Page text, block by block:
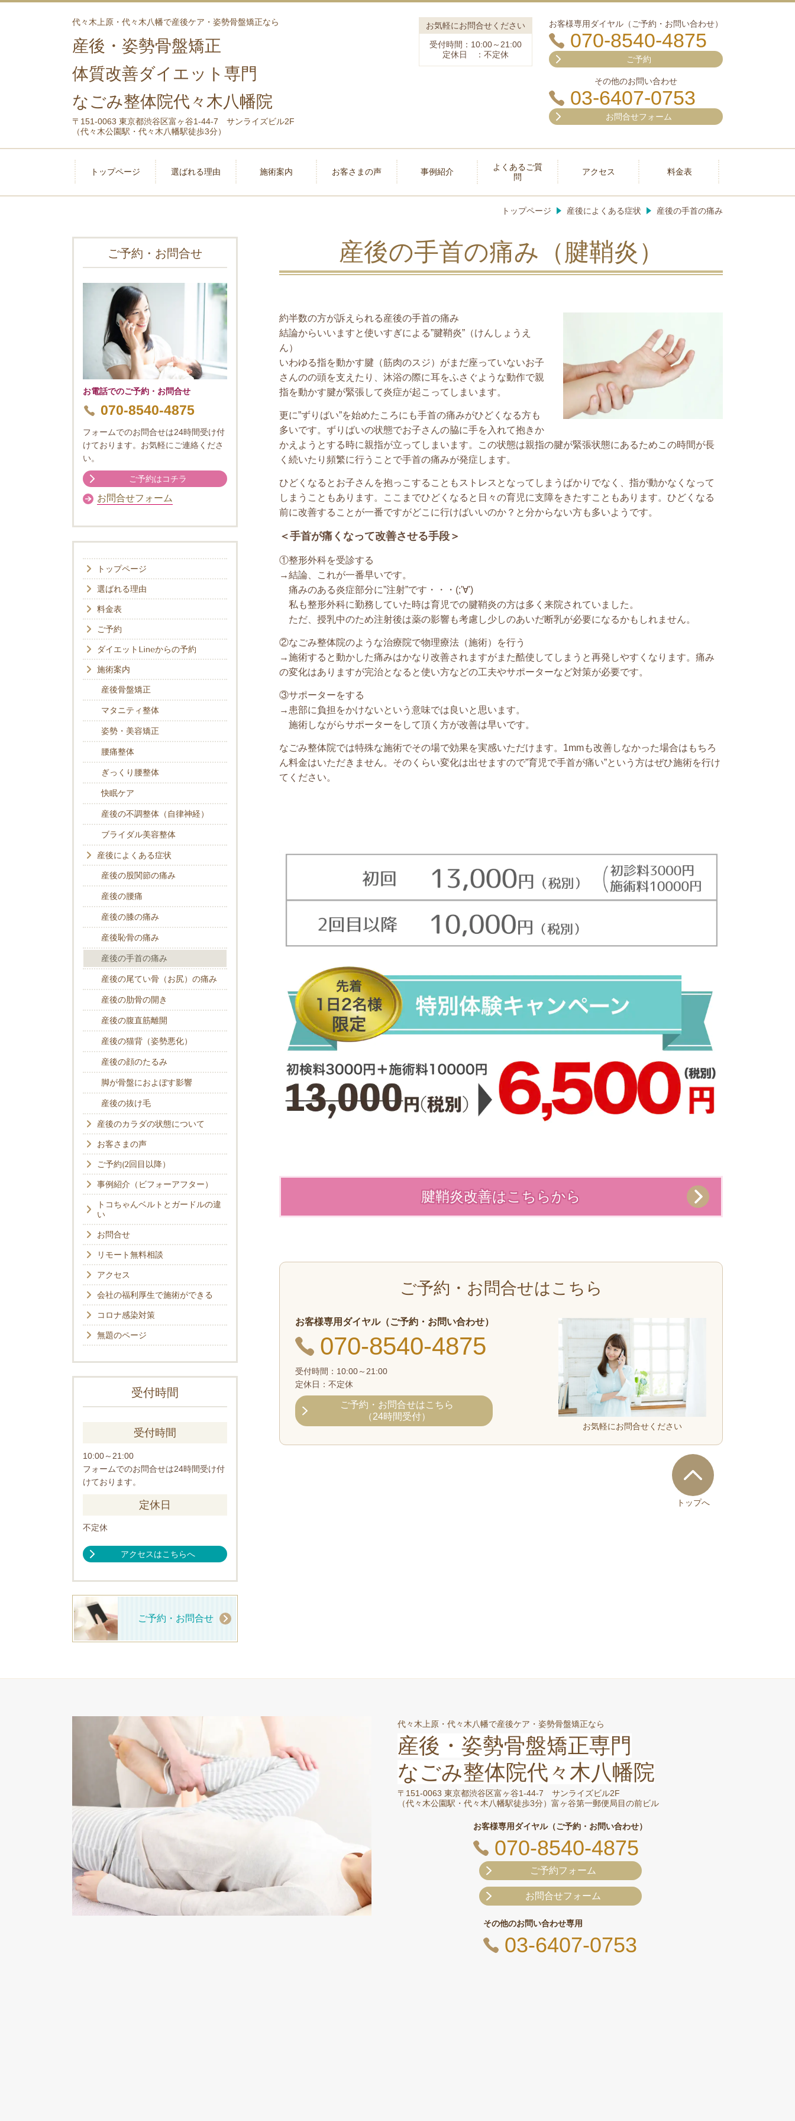
代々木上原・代々木八幡で産後ケア・姿勢骨盤矯正なら
産後・姿勢骨盤矯正
体質改善ダイエット専門
なごみ整体院代々木八幡院
〒151-0063 東京都渋谷区富ヶ谷1-44-7 サンライズビル2F
（代々木公園駅・代々木八幡駅徒歩3分）
お気軽にお問合せください
受付時間：10:00～21:00
定休日 ：不定休
お客様専用ダイヤル（ご予約・お問い合わせ）
070-8540-4875
ご予約
その他のお問い合わせ
03-6407-0753
お問合せフォーム
トップページ 選ばれる理由 施術案内 お客さまの声 事例紹介
よくあるご質
問
アクセス 料金表
トップページ 産後によくある症状 産後の手首の痛み
産後の手首の痛み（腱鞘炎）
約半数の方が訴えられる産後の手首の痛み
結論からいいますと使いすぎによる”腱鞘炎”（けんしょうえ
ん）
いわゆる指を動かす腱（筋肉のスジ）がまだ座っていないお子
さんのの頭を支えたり、沐浴の際に耳をふさぐような動作で親
指を動かす腱が緊張して炎症が起こってしまいます。
更に”ずりばい”を始めたころにも手首の痛みがひどくなる方も
多いです。ずりばいの状態でお子さんの脇に手を入れて抱きか
かえようとする時に親指が立ってしまいます。この状態は親指の腱が緊張状態にあるためこの時間が長
く続いたり頻繁に行うことで手首の痛みが発症します。
ひどくなるとお子さんを抱っこすることもストレスとなってしまうばかりでなく、指が動かなくなって
しまうこともあります。ここまでひどくなると日々の育児に支障をきたすこともあります。ひどくなる
前に改善することが一番ですがどこに行けばいいのか？と分からない方も多いようです。
＜手首が痛くなって改善させる手段＞
①整形外科を受診する
→結論、これが一番早いです。
痛みのある炎症部分に”注射”です・・・(;'∀')
私も整形外科に勤務していた時は育児での腱鞘炎の方は多く来院されていました。
ただ、授乳中のため注射後は薬の影響も考慮し少しのあいだ断乳が必要になるかもしれません。
②なごみ整体院のような治療院で物理療法（施術）を行う
→施術すると動かした痛みはかなり改善されますがまた酷使してしまうと再発しやすくなります。痛み
の変化はありますが完治となると使い方などの工夫やサポーターなど対策が必要です。
③サポーターをする
→患部に負担をかけないという意味では良いと思います。
施術しながらサポーターをして頂く方が改善は早いです。
なごみ整体院では特殊な施術でその場で効果を実感いただけます。1mmも改善しなかった場合はもちろ
ん料金はいただきません。そのくらい変化は出せますので”育児で手首が痛い”という方はぜひ施術を行け
てください。
腱鞘炎改善はこちらから
ご予約・お問合せはこちら
お気軽にお問合せください
お客様専用ダイヤル（ご予約・お問い合わせ）
070-8540-4875
受付時間：10:00～21:00
定休日：不定休
ご予約・お問合せはこちら
（24時間受付）
トップへ
ご予約・お問合せ
お電話でのご予約・お問合せ
070-8540-4875
フォームでのお問合せは24時間受け付
けております。お気軽にご連絡くださ
い。
ご予約はコチラ
お問合せフォーム
トップページ
選ばれる理由
料金表
ご予約
ダイエットLineからの予約
施術案内
産後骨盤矯正
マタニティ整体
姿勢・美容矯正
腰痛整体
ぎっくり腰整体
快眠ケア
産後の不調整体（自律神経）
ブライダル美容整体
産後によくある症状
産後の股関節の痛み
産後の腰痛
産後の膝の痛み
産後恥骨の痛み
産後の手首の痛み
産後の尾てい骨（お尻）の痛み
産後の肋骨の開き
産後の腹直筋離開
産後の猫背（姿勢悪化）
産後の顔のたるみ
脚が骨盤におよぼす影響
産後の抜け毛
産後のカラダの状態について
お客さまの声
ご予約(2回目以降）
事例紹介（ビフォーアフター）
トコちゃんベルトとガードルの違
い
お問合せ
リモート無料相談
アクセス
会社の福利厚生で施術ができる
コロナ感染対策
無題のページ
受付時間
受付時間
10:00～21:00
フォームでのお問合せは24時間受け付
けております。
定休日
不定休
アクセスはこちらへ
ご予約・お問合せ
代々木上原・代々木八幡で産後ケア・姿勢骨盤矯正なら
産後・姿勢骨盤矯正専門
なごみ整体院代々木八幡院
〒151-0063 東京都渋谷区富ヶ谷1-44-7 サンライズビル2F
（代々木公園駅・代々木八幡駅徒歩3分）富ヶ谷第一郵便局目の前ビル
お客様専用ダイヤル（ご予約・お問い合わせ）
070-8540-4875
ご予約フォーム
お問合せフォーム
その他のお問い合わせ専用
03-6407-0753